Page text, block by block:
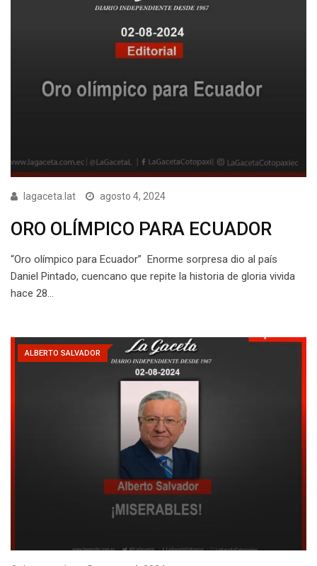
lagaceta.lat agosto 4, 2024
ORO OLÍMPICO PARA ECUADOR
“Oro olímpico para Ecuador” Enorme sorpresa dio al país
Daniel Pintado, cuencano que repite la historia de gloria vivida
hace 28…
ALBERTO SALVADOR